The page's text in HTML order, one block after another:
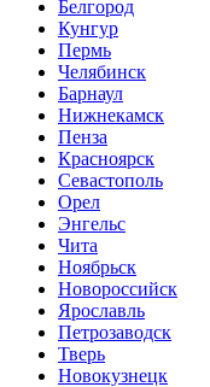
Белгород
Кунгур
Пермь
Челябинск
Барнаул
Нижнекамск
Пенза
Красноярск
Севастополь
Орел
Энгельс
Чита
Ноябрьск
Новороссийск
Ярославль
Петрозаводск
Тверь
Новокузнецк